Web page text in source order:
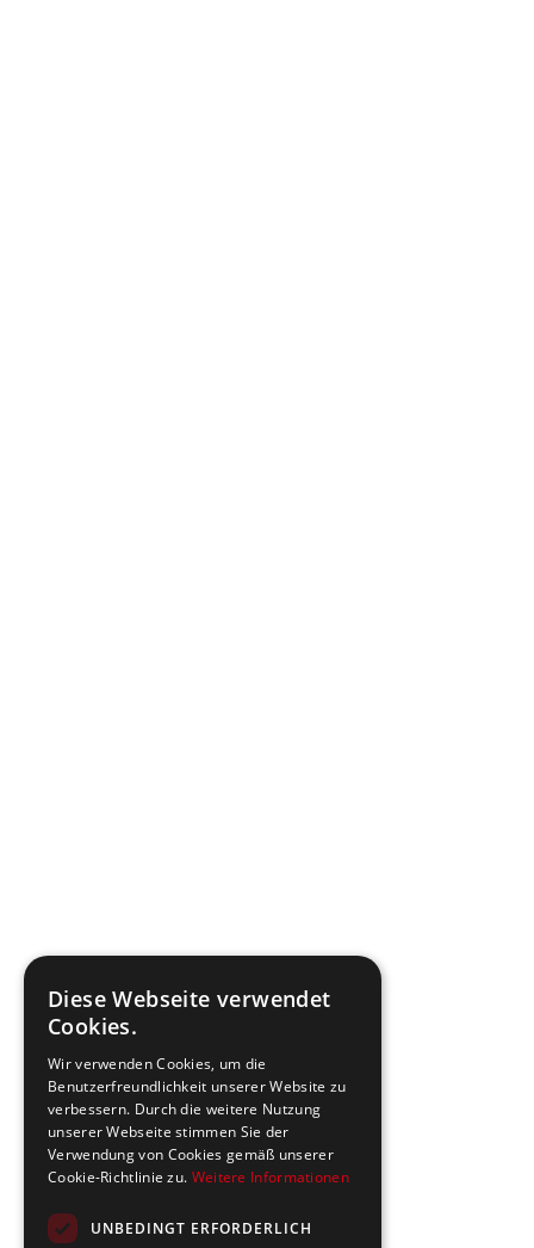
Diese Webseite verwendet
Cookies.
Wir verwenden Cookies, um die
Benutzerfreundlichkeit unserer Website zu
verbessern. Durch die weitere Nutzung
unserer Webseite stimmen Sie der
Verwendung von Cookies gemäß unserer
Cookie-Richtlinie zu. Weitere Informationen
UNBEDINGT ERFORDERLICH